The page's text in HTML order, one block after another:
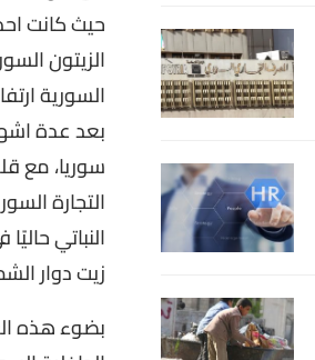
الزيتون
سوريا، مع
التجارة
النباتي
زيت دوار
بضوء هذه